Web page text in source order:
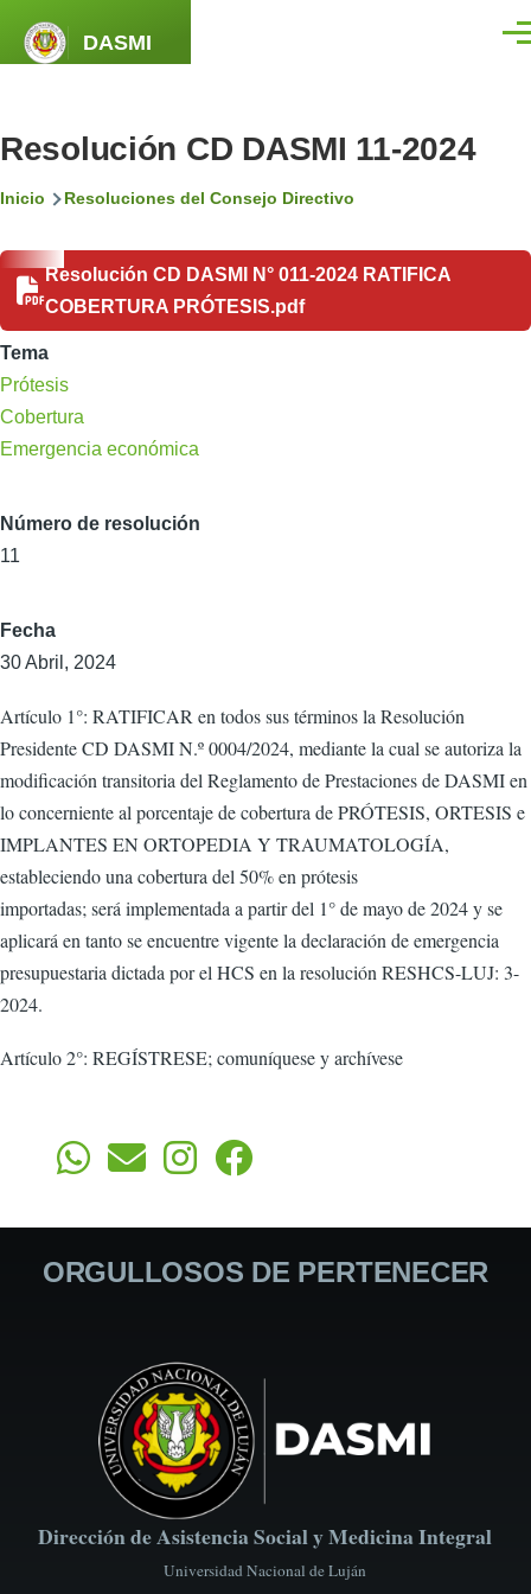
DASMI
Resolución CD DASMI 11-2024
Ruta
de
navegación
Inicio Resoluciones del Consejo Directivo
Resolución CD DASMI N° 011-2024 RATIFICA
COBERTURA PRÓTESIS.pdf
Tema
Prótesis
Cobertura
Emergencia económica
Número de resolución
11
Fecha
30 Abril, 2024
Artículo 1°: RATIFICAR en todos sus términos la Resolución
Presidente CD DASMI N.º 0004/2024, mediante la cual se autoriza la
modificación transitoria del Reglamento de Prestaciones de DASMI en
lo concerniente al porcentaje de cobertura de PRÓTESIS, ORTESIS e
IMPLANTES EN ORTOPEDIA Y TRAUMATOLOGÍA,
estableciendo una cobertura del 50% en prótesis
importadas; será implementada a partir del 1° de mayo de 2024 y se
aplicará en tanto se encuentre vigente la declaración de emergencia
presupuestaria dictada por el HCS en la resolución RESHCS-LUJ: 3-
2024.
Artículo 2°: REGÍSTRESE; comuníquese y archívese
ORGULLOSOS DE PERTENECER
Dirección de Asistencia Social y Medicina Integral
Universidad Nacional de Luján